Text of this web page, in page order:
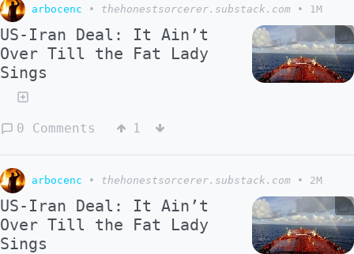
arbocenc • thehonestsorcerer.substack.com • 1M
US-Iran Deal: It Ain’t
Over Till the Fat Lady
Sings
0 Comments 1
arbocenc • thehonestsorcerer.substack.com • 2M
US-Iran Deal: It Ain’t
Over Till the Fat Lady
Sings